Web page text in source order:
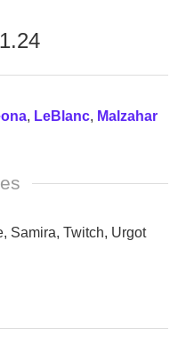
, LeBlanc, Malzahar
Samira, Twitch, Urgot